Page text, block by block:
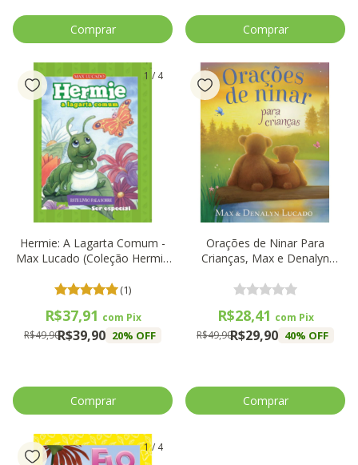
1 / 4
Hermie: A Lagarta Comum -
Max Lucado (Coleção Hermie
(1)
R$39,90
R$49,90 20% OFF
R$37,91 com Pix
Orações de Ninar Para
Crianças, Max e Denalyn
R$29,90
R$49,90 40% OFF
R$28,41 com Pix
1/ 4